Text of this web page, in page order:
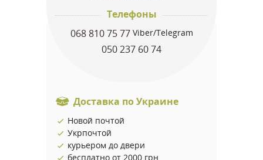
Телефоны
068 810 75 77Viber/Telegram
050 237 60 74
Доставка по Украине
Новой почтой
Укрпочтой
курьером до двери
бесплатно от 2000 грн